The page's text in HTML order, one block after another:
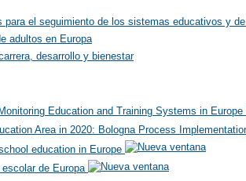
para el seguimiento de los sistemas educativos y
adultos en Europa
desarrollo y bienestar
Education and Training Systems in
Area in 2020: Bologna Process
education in Europe
de Europa